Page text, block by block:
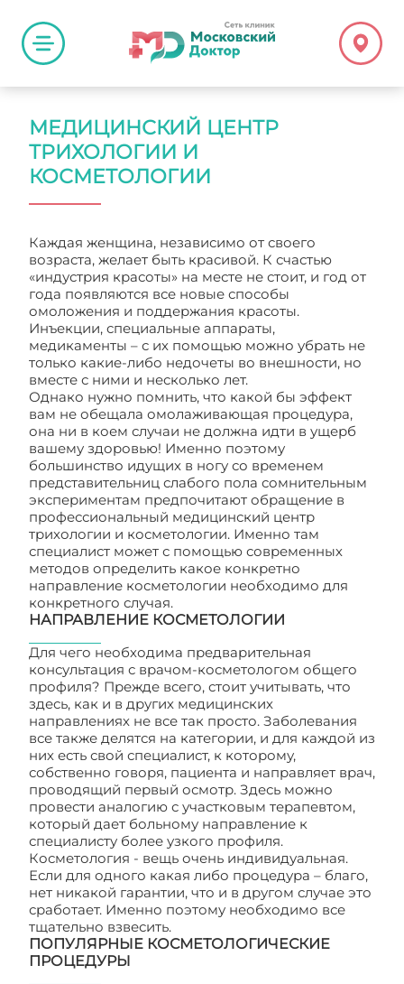
МЕДИЦИНСКИЙ ЦЕНТР
ТРИХОЛОГИИ И
КОСМЕТОЛОГИИ
Каждая женщина, независимо от своего
возраста, желает быть красивой. К счастью
«индустрия красоты» на месте не стоит, и год от
года появляются все новые способы
омоложения и поддержания красоты.
Инъекции, специальные аппараты,
медикаменты – с их помощью можно убрать не
только какие-либо недочеты во внешности, но
вместе с ними и несколько лет.
Однако нужно помнить, что какой бы эффект
вам не обещала омолаживающая процедура,
она ни в коем случаи не должна идти в ущерб
вашему здоровью! Именно поэтому
большинство идущих в ногу со временем
представительниц слабого пола сомнительным
экспериментам предпочитают обращение в
профессиональный медицинский центр
трихологии и косметологии. Именно там
специалист может с помощью современных
методов определить какое конкретно
направление косметологии необходимо для
конкретного случая.
НАПРАВЛЕНИЕ КОСМЕТОЛОГИИ
Для чего необходима предварительная
консультация с врачом-косметологом общего
профиля? Прежде всего, стоит учитывать, что
здесь, как и в других медицинских
направлениях не все так просто. Заболевания
все также делятся на категории, и для каждой из
них есть свой специалист, к которому,
собственно говоря, пациента и направляет врач,
проводящий первый осмотр. Здесь можно
провести аналогию с участковым терапевтом,
который дает больному направление к
специалисту более узкого профиля.
Косметология - вещь очень индивидуальная.
Если для одного какая либо процедура – благо,
нет никакой гарантии, что и в другом случае это
сработает. Именно поэтому необходимо все
тщательно взвесить.
ПОПУЛЯРНЫЕ КОСМЕТОЛОГИЧЕСКИЕ
ПРОЦЕДУРЫ